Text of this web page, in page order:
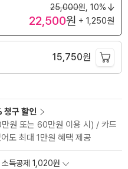
25,000원, 10%
22,500원 + 1,250원
15,750원
청구 할인
원 또는 60만원 이용 시) / 카드
도 최대 1만원 혜택 제공
소득공제 1,020원